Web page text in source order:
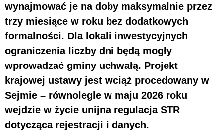
wynajmować je na doby maksymalnie przez
trzy miesiące w roku bez dodatkowych
formalności. Dla lokali inwestycyjnych
ograniczenia liczby dni będą mogły
wprowadzać gminy uchwałą. Projekt
krajowej ustawy jest wciąż procedowany w
Sejmie – równolegle w maju 2026 roku
wejdzie w życie unijna regulacja STR
dotycząca rejestracji i danych.